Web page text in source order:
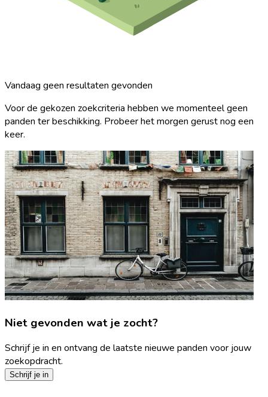
Vandaag geen resultaten gevonden
Voor de gekozen zoekcriteria hebben we momenteel geen
panden ter beschikking. Probeer het morgen gerust nog een
keer.
Niet gevonden wat je zocht?
Schrijf je in en ontvang de laatste nieuwe panden voor jouw
zoekopdracht.
Schrijf je in